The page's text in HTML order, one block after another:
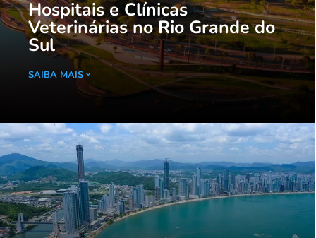
Hospitais e Clínicas
Veterinárias no Rio Grande do
Sul
SAIBA MAIS